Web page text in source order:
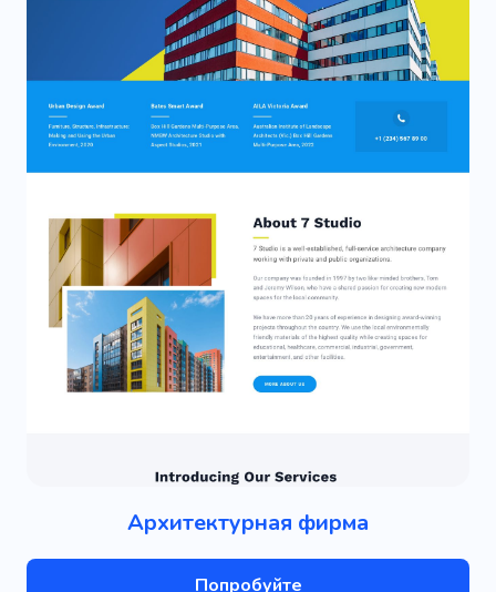
Архитектурная фирма
Попробуйте